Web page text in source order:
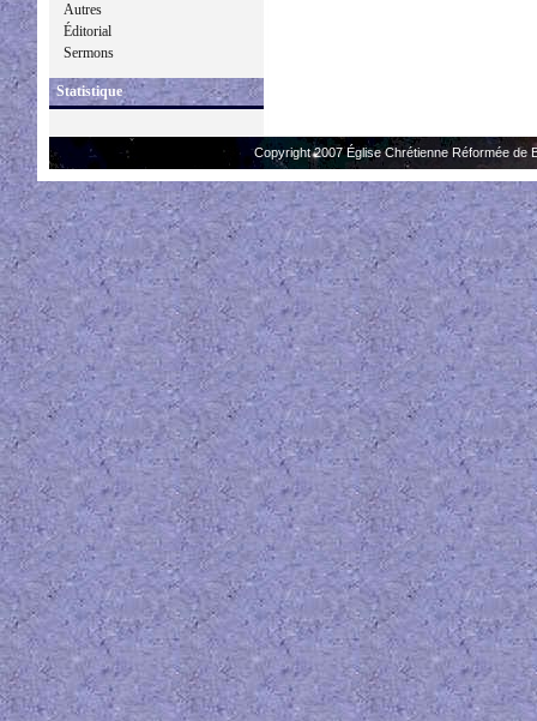
Autres
Éditorial
Sermons
Statistique
Copyright 2007 Église Chrétienne Réformée de